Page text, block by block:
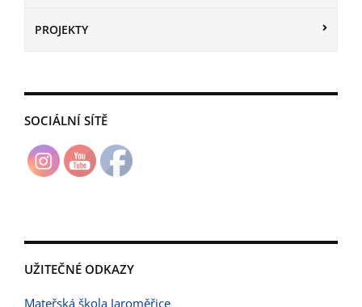
PROJEKTY
SOCIÁLNÍ SÍTĚ
UŽITEČNÉ ODKAZY
Mateřská škola Jaroměřice